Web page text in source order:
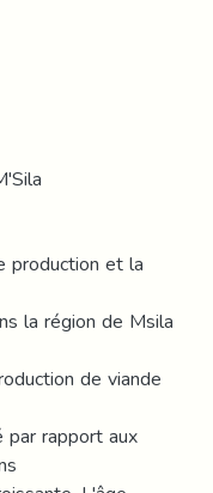
production et la
la région de Msila
de viande
rapport aux